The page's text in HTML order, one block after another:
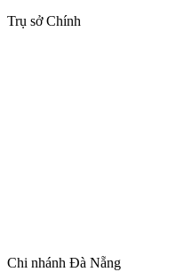
Trụ sở Chính
Chi nhánh Đà Nẵng